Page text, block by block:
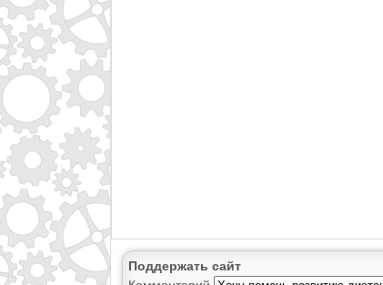
Поддержать сайт